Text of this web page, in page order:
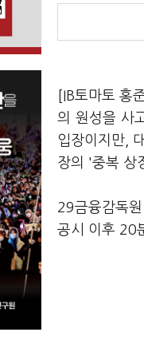
[IB토마토 홍
의 원성을 사
입장이지만,
장의 '중복 상
29금융감독
공시 이후 20